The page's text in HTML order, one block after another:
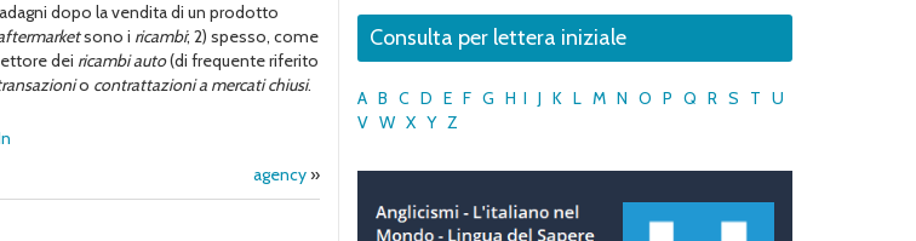
dopo la vendita di un prodotto
sono i ricambi; 2) spesso, come
dei ricambi auto(di frequente riferito
o contrattazioni a mercati chiusi.
agency»
Consulta per lettera iniziale
A B C D E F G H I J K L M N O P Q R S T U
V W X Y Z